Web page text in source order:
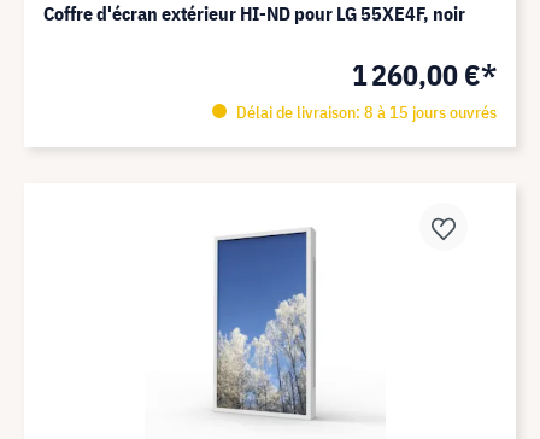
Coffre d'écran extérieur HI-ND pour LG 55XE4F, noir
1 260,00 €*
Délai de livraison: 8 à 15 jours ouvrés